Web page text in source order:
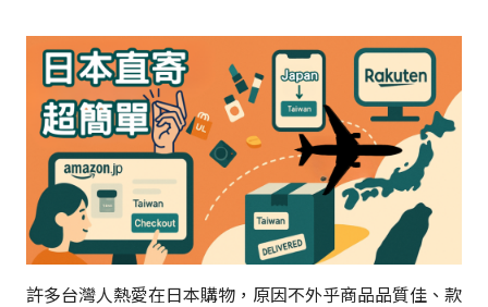
許多台灣人熱愛在日本購物，原因不外乎商品品質佳、款